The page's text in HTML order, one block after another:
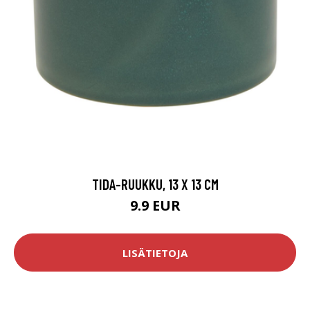
TIDA-RUUKKU, 13 X 13 CM
9.9 EUR
LISÄTIETOJA